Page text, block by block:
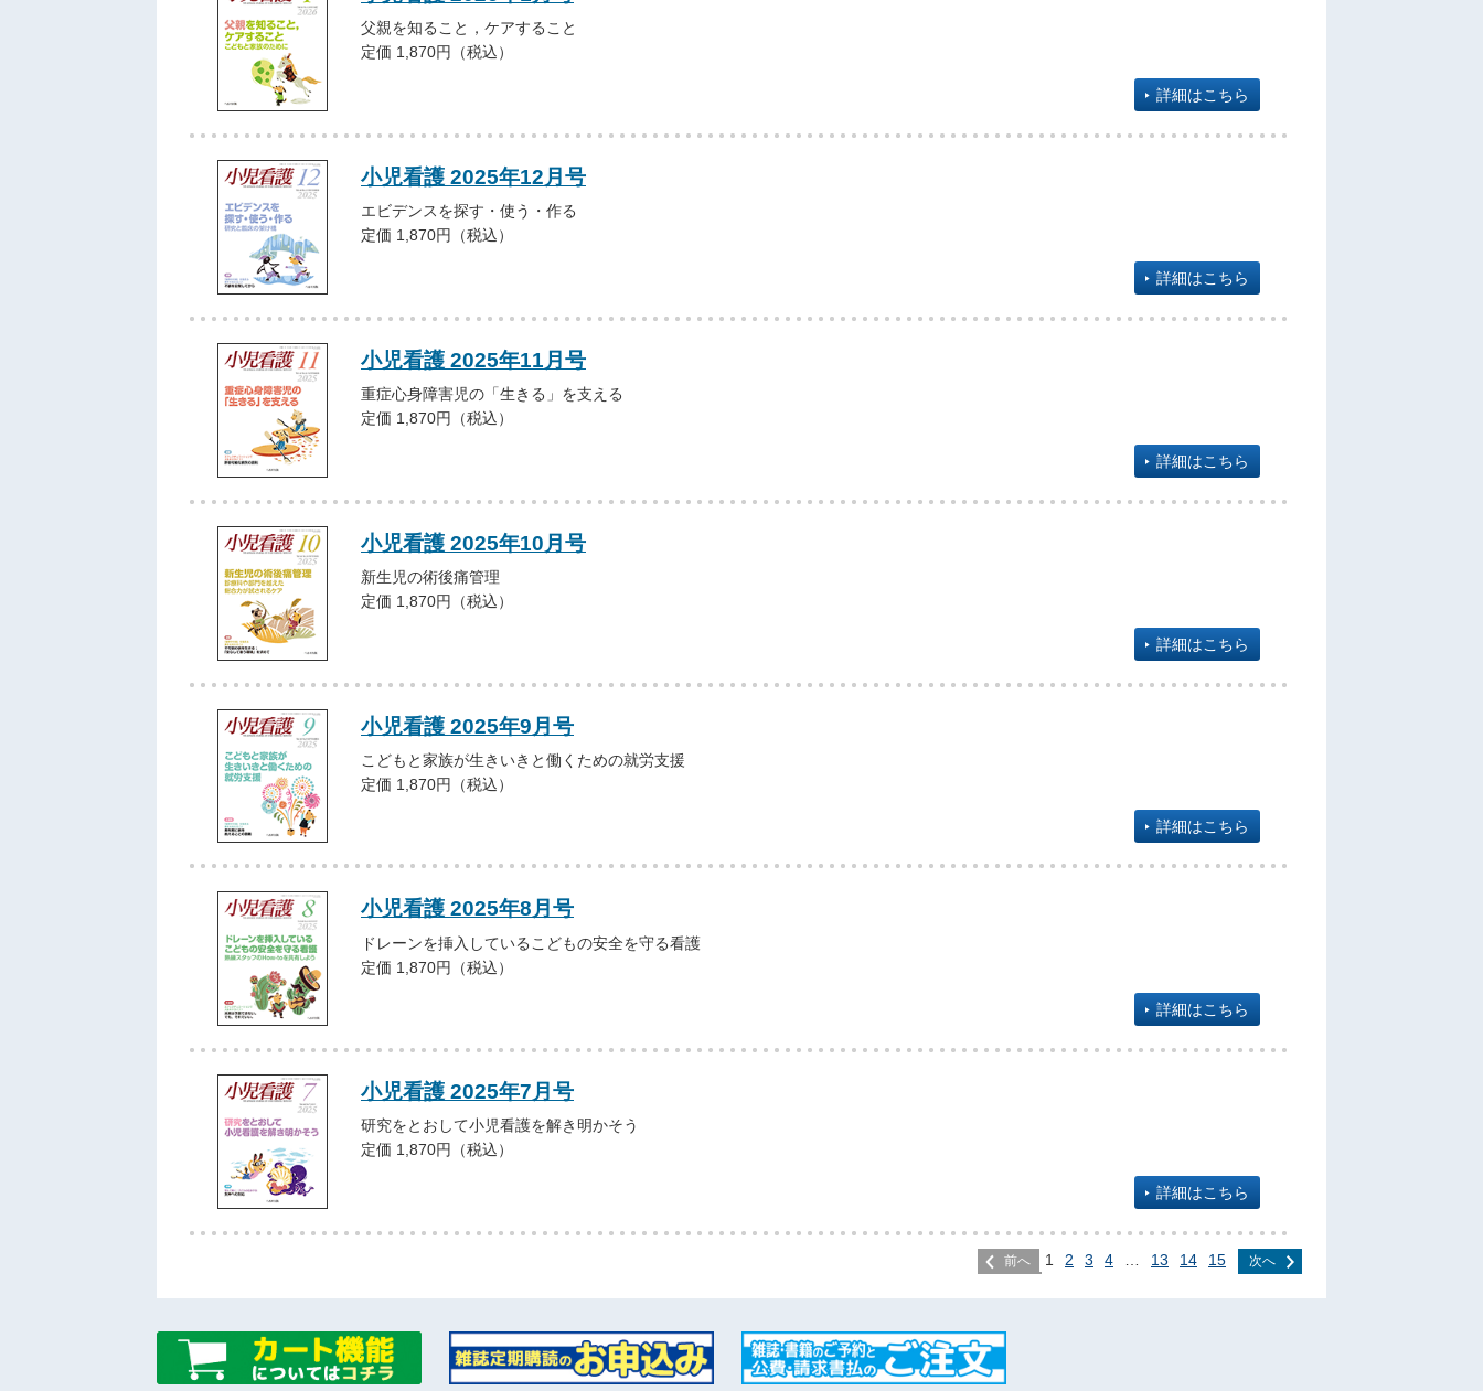
父親を知ること，ケアすること
定価 1,870円（税込）
詳細はこちら
小児看護 2025年12月号
エビデンスを探す・使う・作る
定価 1,870円（税込）
詳細はこちら
小児看護 2025年11月号
重症心身障害児の「生きる」を支える
定価 1,870円（税込）
詳細はこちら
小児看護 2025年10月号
新生児の術後痛管理
定価 1,870円（税込）
詳細はこちら
小児看護 2025年9月号
こどもと家族が生きいきと働くための就労支援
定価 1,870円（税込）
詳細はこちら
小児看護 2025年8月号
ドレーンを挿入しているこどもの安全を守る看護
定価 1,870円（税込）
詳細はこちら
小児看護 2025年7月号
研究をとおして小児看護を解き明かそう
定価 1,870円（税込）
詳細はこちら
前へ 1 2 3 4 … 13 14 15 次へ